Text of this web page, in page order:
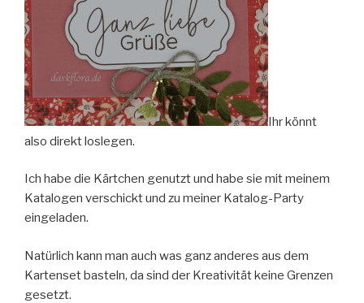
Ihr könnt
also direkt loslegen.
Ich habe die Kärtchen genutzt und habe sie mit meinem
Katalogen verschickt und zu meiner Katalog-Party
eingeladen.
Natürlich kann man auch was ganz anderes aus dem
Kartenset basteln, da sind der Kreativität keine Grenzen
gesetzt.